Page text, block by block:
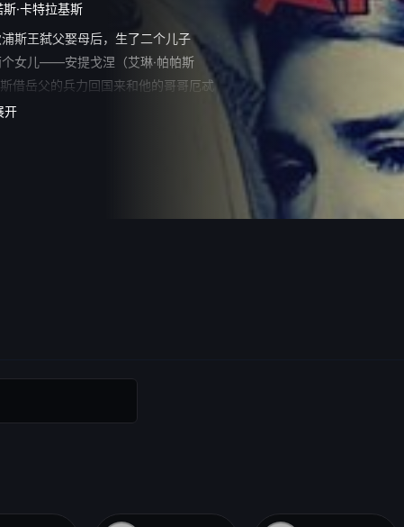
斯·卡特拉基斯
斯王弑父娶母后，生了二个儿子
女儿——安提戈涅（艾琳·帕帕斯
借岳父的兵力回国来和他的哥哥厄忒
死。克瑞翁以舅父资格继承了王
斯就处以死刑。安提戈涅遵循神
，因此她被克瑞翁下令处死。随
开